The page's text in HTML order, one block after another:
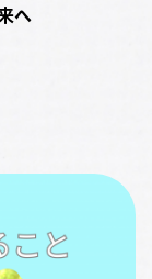
へ